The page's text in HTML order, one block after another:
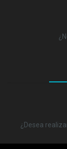
¿Desea